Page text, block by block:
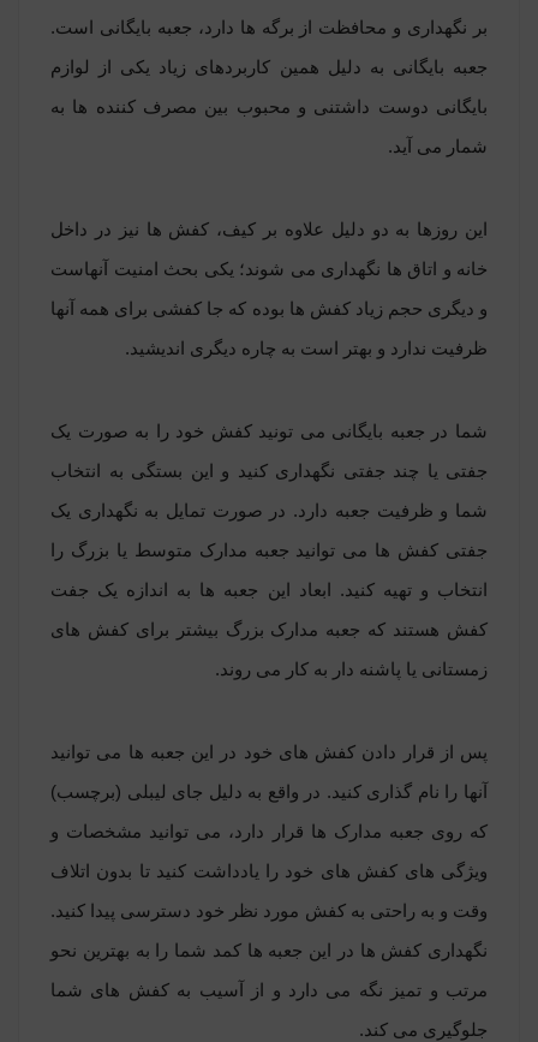
بر نگهداری و محافظت از برگه ها دارد، جعبه بایگانی است.
جعبه بایگانی به دلیل همین کاربردهای زیاد یکی از لوازم
بایگانی دوست داشتنی و محبوب بین مصرف کننده ها به
شمار می آید.
این روزها به دو دلیل علاوه بر کیف، کفش ها نیز در داخل
خانه و اتاق ها نگهداری می شوند؛ یکی بحث امنیت آنهاست
و دیگری حجم زیاد کفش ها بوده که جا کفشی برای همه آنها
ظرفیت ندارد و بهتر است به چاره دیگری اندیشید.
شما در جعبه بایگانی می تونید کفش خود را به صورت یک
جفتی یا چند جفتی نگهداری کنید و این بستگی به انتخاب
شما و ظرفیت جعبه دارد. در صورت تمایل به نگهداری یک
جفتی کفش ها می توانید جعبه مدارک متوسط یا بزرگ را
انتخاب و تهیه کنید. ابعاد این جعبه ها به اندازه یک جفت
کفش هستند که جعبه مدارک بزرگ بیشتر برای کفش های
زمستانی یا پاشنه دار به کار می روند.
پس از قرار دادن کفش های خود در این جعبه ها می توانید
آنها را نام گذاری کنید. در واقع به دلیل جای لیبلی (برچسب)
که روی جعبه مدارک ها قرار دارد، می توانید مشخصات و
ویژگی های کفش های خود را یادداشت کنید تا بدون اتلاف
وقت و به راحتی به کفش مورد نظر خود دسترسی پیدا کنید.
نگهداری کفش ها در این جعبه ها کمد شما را به بهترین نحو
مرتب و تمیز نگه می دارد و از آسیب به کفش های شما
جلوگیری می کند.